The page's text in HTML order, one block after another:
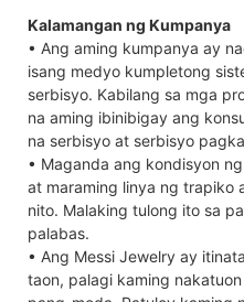
Kalamangan ng Kumpanya
• Ang aming kumpanya ay
isang medyo kumpletong
serbisyo. Kabilang sa mga
na aming ibinibigay ang
na serbisyo at serbisyo
• Maganda ang kondisyon
at maraming linya ng trapiko
nito. Malaking tulong ito sa
palabas.
• Ang Messi Jewelry ay
taon, palagi kaming